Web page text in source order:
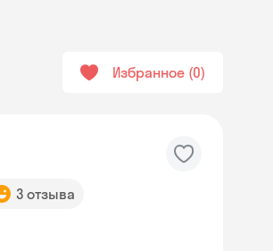
Избранное 0
3 отзыва